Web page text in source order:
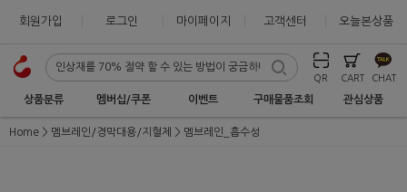
회원가입 로그인 마이페이지 고객센터 오늘본상품
QR CART CHAT
상품분류 멤버십/쿠폰 이벤트 구매물품조회 관심상품
Home 멤브레인/경막대용/지혈제 멤브레인_흡수성